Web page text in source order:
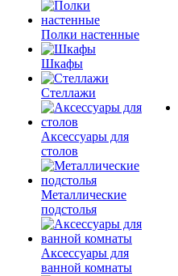
Полки настенные
Шкафы
Стеллажи
Аксессуары для
столов
Металлические
подстолья
Аксессуары для
ванной комнаты